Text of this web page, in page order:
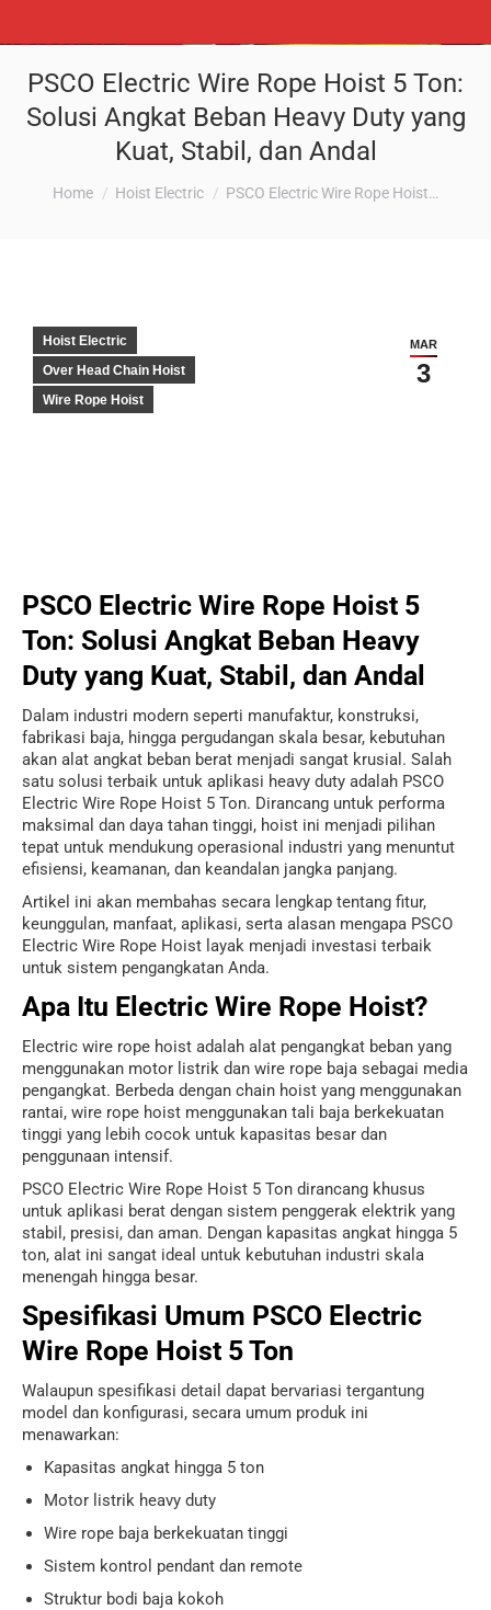
PSCO Electric Wire Rope Hoist 5 Ton:
Solusi Angkat Beban Heavy Duty yang
Kuat, Stabil, dan Andal
Home Hoist Electric PSCO Electric Wire Rope Hoist…
MAR
3
Hoist Electric
Over Head Chain Hoist
Wire Rope Hoist
PSCO Electric Wire Rope Hoist 5
Ton: Solusi Angkat Beban Heavy
Duty yang Kuat, Stabil, dan Andal
Dalam industri modern seperti manufaktur, konstruksi,
fabrikasi baja, hingga pergudangan skala besar, kebutuhan
akan alat angkat beban berat menjadi sangat krusial. Salah
satu solusi terbaik untuk aplikasi heavy duty adalah PSCO
Electric Wire Rope Hoist 5 Ton. Dirancang untuk performa
maksimal dan daya tahan tinggi, hoist ini menjadi pilihan
tepat untuk mendukung operasional industri yang menuntut
efisiensi, keamanan, dan keandalan jangka panjang.
Artikel ini akan membahas secara lengkap tentang fitur,
keunggulan, manfaat, aplikasi, serta alasan mengapa PSCO
Electric Wire Rope Hoist layak menjadi investasi terbaik
untuk sistem pengangkatan Anda.
Apa Itu Electric Wire Rope Hoist?
Electric wire rope hoist adalah alat pengangkat beban yang
menggunakan motor listrik dan wire rope baja sebagai media
pengangkat. Berbeda dengan chain hoist yang menggunakan
rantai, wire rope hoist menggunakan tali baja berkekuatan
tinggi yang lebih cocok untuk kapasitas besar dan
penggunaan intensif.
PSCO Electric Wire Rope Hoist 5 Ton dirancang khusus
untuk aplikasi berat dengan sistem penggerak elektrik yang
stabil, presisi, dan aman. Dengan kapasitas angkat hingga 5
ton, alat ini sangat ideal untuk kebutuhan industri skala
menengah hingga besar.
Spesifikasi Umum PSCO Electric
Wire Rope Hoist 5 Ton
Walaupun spesifikasi detail dapat bervariasi tergantung
model dan konfigurasi, secara umum produk ini
menawarkan:
Kapasitas angkat hingga 5 ton
Motor listrik heavy duty
Wire rope baja berkekuatan tinggi
Sistem kontrol pendant dan remote
Struktur bodi baja kokoh